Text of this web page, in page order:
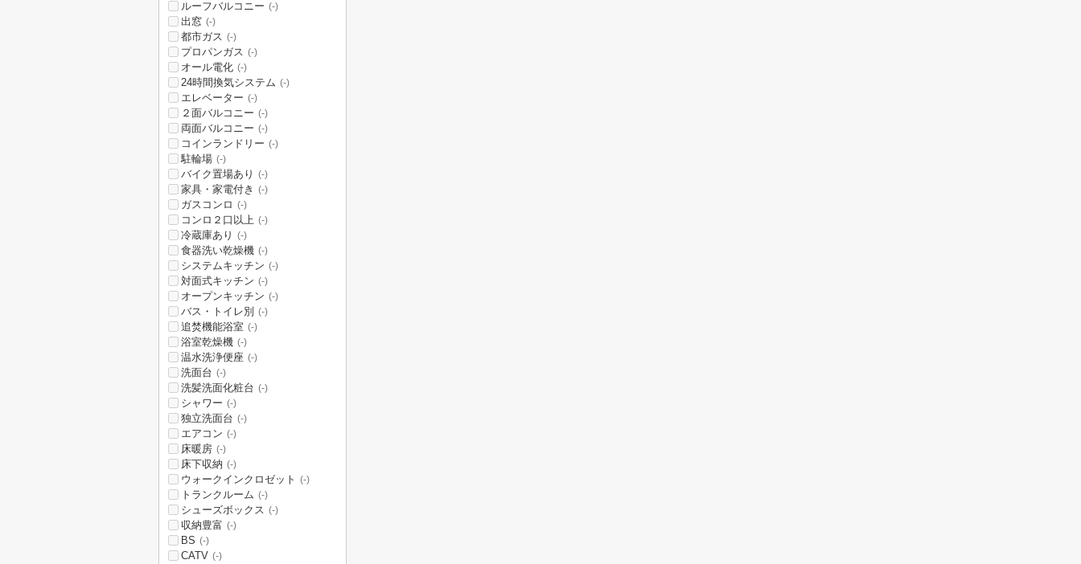
ルーフバルコニー (-)
出窓 (-)
都市ガス (-)
プロパンガス (-)
オール電化 (-)
24時間換気システム (-)
エレベーター (-)
２面バルコニー (-)
両面バルコニー (-)
コインランドリー (-)
駐輪場 (-)
バイク置場あり (-)
家具・家電付き (-)
ガスコンロ (-)
コンロ２口以上 (-)
冷蔵庫あり (-)
食器洗い乾燥機 (-)
システムキッチン (-)
対面式キッチン (-)
オープンキッチン (-)
バス・トイレ別 (-)
追焚機能浴室 (-)
浴室乾燥機 (-)
温水洗浄便座 (-)
洗面台 (-)
洗髪洗面化粧台 (-)
シャワー (-)
独立洗面台 (-)
エアコン (-)
床暖房 (-)
床下収納 (-)
ウォークインクロゼット (-)
トランクルーム (-)
シューズボックス (-)
収納豊富 (-)
BS (-)
CATV (-)